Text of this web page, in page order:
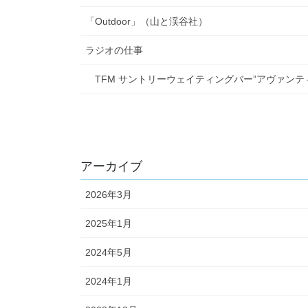
「Outdoor」（山と渓谷社）
ラジオの仕事
TFM サントリーウェイティングバー”アヴァンテ
アーカイブ
2026年3月
2025年1月
2024年5月
2024年1月